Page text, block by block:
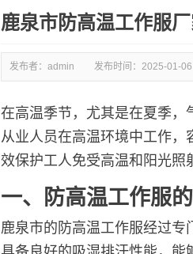
鹿泉市防高温工作服
发布者：admin 发布时间： 2025-01-
在高温季节，尤其是在夏季，
从业人员在高温环境中工作
效保护工人免受高温和阳光照
一、防高温工作服
鹿泉市的防高温工作服经过专